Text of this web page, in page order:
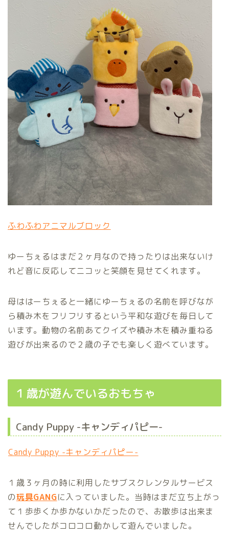
ふわふわアニマルブロック
ゆーちぇるはまだ２ヶ月なので持ったりは出来ないけ
れど音に反応してニコッと笑顔を見せてくれます。
母ははーちぇると一緒にゆーちぇるの名前を呼びなが
ら積み木をフリフリするという平和な遊びを毎日して
います。動物の名前あてクイズや積み木を積み重ねる
遊びが出来るので２歳の子でも楽しく遊べています。
１歳が遊んでいるおもちゃ
Candy Puppy -キャンディパピー-
Candy Puppy -キャンディパピー-
１歳３ヶ月の時に利用したサブスクレンタルサービス
の玩具GANGに入っていました。当時はまだ立ち上がっ
て１歩歩くか歩かないかだったので、お散歩は出来ま
せんでしたがコロコロ動かして遊んでいました。